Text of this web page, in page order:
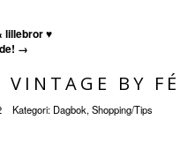
lillebror ♥
→
VINTAGE BY FÉ
Kategori: Dagbok, Shopping/Tips